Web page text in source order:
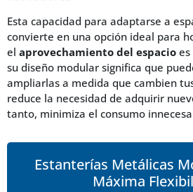
Esta capacidad para adaptarse a
convierte en una opción ideal para
el aprovechamiento del espacio
su diseño modular significa que
ampliarlas a medida que cambien
reduce la necesidad de adquirir
tanto, minimiza el consumo
Estanterías Metálicas
Máxima